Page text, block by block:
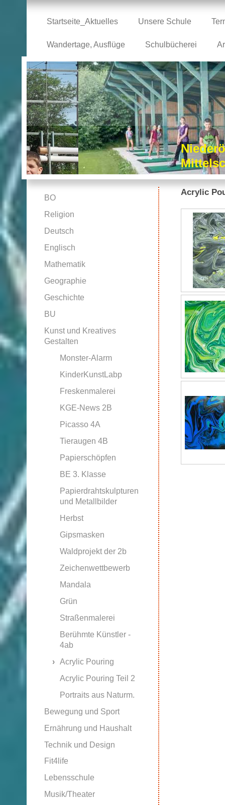
Startseite_Aktuelles Unsere Schule
Wandertage, Ausflüge Schulbücherei
Acrylic
BO
Religion
Deutsch
Englisch
Mathematik
Geographie
Geschichte
BU
Kunst und Kreatives
Gestalten
Monster-Alarm
KinderKunstLabp
Freskenmalerei
KGE-News 2B
Picasso 4A
Tieraugen 4B
Papierschöpfen
BE 3. Klasse
Papierdrahtskulpturen
und Metallbilder
Herbst
Gipsmasken
Waldprojekt der 2b
Zeichenwettbewerb
Mandala
Grün
Straßenmalerei
Berühmte Künstler -
4ab
Acrylic Pouring
Acrylic Pouring Teil 2
Portraits aus Naturm.
Bewegung und Sport
Ernährung und Haushalt
Technik und Design
Fit4life
Lebensschule
Musik/Theater